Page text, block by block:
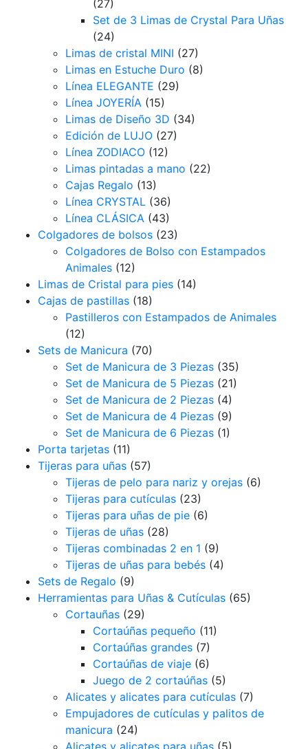
(27)
Set de 3 Limas de Crystal Para Uñas
(24)
Limas de cristal MINI (27)
Limas en Estuche Duro (8)
Línea ELEGANTE (29)
Línea JOYERÍA (15)
Limas de Diseño 3D (34)
Edición de LUJO (27)
Línea ZODIACO (12)
Limas pintadas a mano (22)
Cajas Regalo (13)
Línea CRYSTAL (36)
Línea CLÁSICA (43)
Colgadores de bolsos (23)
Colgadores de Bolso con Estampados
Animales (12)
Limas de Cristal para pies (14)
Cajas de pastillas (18)
Pastilleros con Estampados de Animales
(12)
Sets de Manicura (70)
Set de Manicura de 3 Piezas (35)
Set de Manicura de 5 Piezas (21)
Set de Manicura de 2 Piezas (4)
Set de Manicura de 4 Piezas (9)
Set de Manicura de 6 Piezas (1)
Porta tarjetas (11)
Tijeras para uñas (57)
Tijeras de pelo para nariz y orejas (6)
Tijeras para cutículas (23)
Tijeras para uñas de pie (6)
Tijeras de uñas (28)
Tijeras combinadas 2 en 1 (9)
Tijeras de uñas para bebés (4)
Sets de Regalo (9)
Herramientas para Uñas & Cutículas (65)
Cortauñas (29)
Cortaúñas pequeño (11)
Cortaúñas grandes (7)
Cortaúñas de viaje (6)
Juego de 2 cortaúñas (5)
Alicates y alicates para cutículas (7)
Empujadores de cutículas y palitos de
manicura (24)